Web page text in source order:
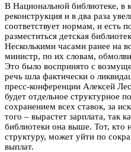
В Национальной библиотеке, в
реконструкция и в два раза
соответствует нормам, и есть
разместиться детская
Несколькими часами ранее на
министр, по их словам,
Это было воспринято с
речь шла фактически о
пресс-конференции Алексей
будет отдельное структурное
сохранением всех ставок, за
того – вырастет зарплата, так
библиотеки она выше. Тот, кто
структуру, может уйти по
выплат.